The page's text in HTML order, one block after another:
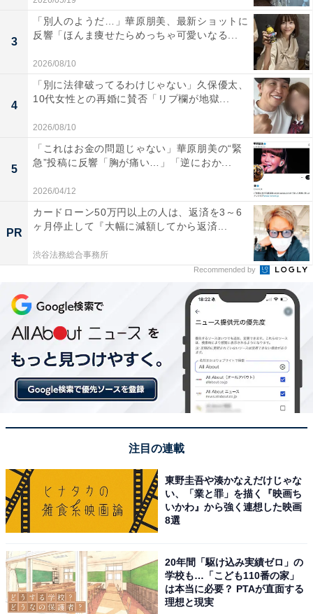
3
「別人のようだ…」華原朋美、最新ショットに
反響「ほんま痩せたらめっちゃ可愛いなる...
2026/08/10
4
「別に法律破ってるわけじゃない」久保優太、
10代女性との再婚に賛否「リプ欄が地獄...
2026/08/10
5
「これはお金の問題じゃない」華原朋美の“緊
急”投稿に反響「胸が痛い…」「逆におか...
2026/04/12
PR
カードローン50万円以上の人は、返済を3～6
ヶ月停止して『大幅に減額してから返済...
渋谷法務総合事務所
Recommended by
注目の連載
東野圭吾や湊かなえだけじゃな
い、「業と罪」を描く『映画ち
いかわ』から強く連想した映画
8選
20年間「駆け込み実績ゼロ」の
学校も…「こども110番の家」
は本当に必要？ PTAが直面する
理想と現実